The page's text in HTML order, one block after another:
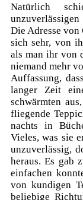
Natürlich
Die Adresse
sich sehr, von
als man ihr von
niemand mehr
Auffassung,
langer Zeit
schwärmten
fliegende
nachts in
Vieles, was sie
unzuverlässig,
heraus. Es gab
einfachen
von kundigen
beliebige